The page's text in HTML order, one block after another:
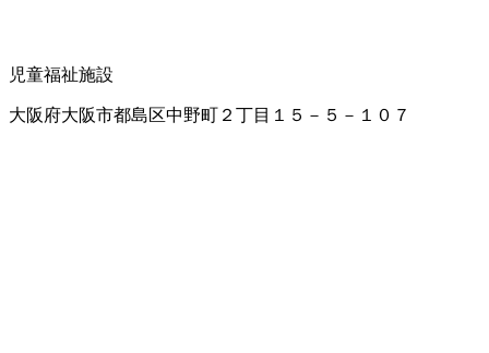
児童福祉施設
大阪府大阪市都島区中野町２丁目１５－５－１０７